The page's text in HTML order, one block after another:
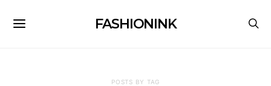
FASHIONINK
POSTS BY TAG